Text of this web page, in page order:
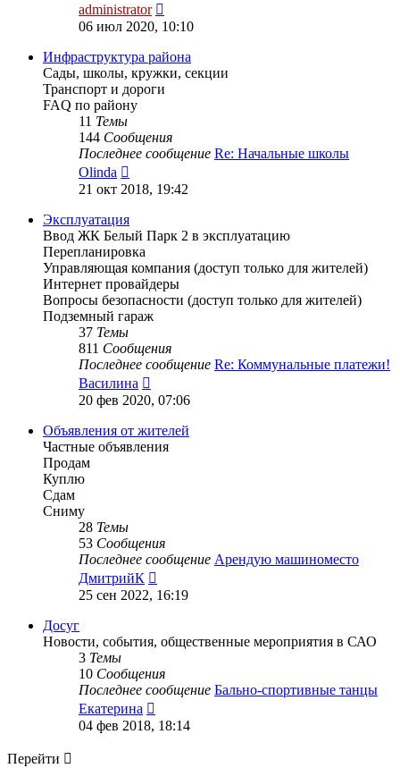
administrator
к
сообщению
06 июл 2020, 10:10
Инфраструктура района
Сады, школы, кружки, секции
Транспорт и дороги
FAQ по району
11 Темы
144 Сообщения
Последнее сообщение Re: Начальные школы
Olinda
к
последнему
сообщению
21 окт 2018, 19:42
Эксплуатация
Ввод ЖК Белый Парк 2 в эксплуатацию
Перепланировка
Управляющая компания (доступ только для жителей)
Интернет провайдеры
Вопросы безопасности (доступ только для жителей)
Подземный гараж
37 Темы
811 Сообщения
Последнее сообщение Re: Коммунальные платежи!
Василина
к
последнему
сообщению
20 фев 2020, 07:06
Объявления от жителей
Частные объявления
Продам
Куплю
Сдам
Сниму
28 Темы
53 Сообщения
Последнее сообщение Арендую машиноместо
ДмитрийК
к
25 сен 2022, 16:19
Досуг
Новости, события, общественные мероприятия в САО
3 Темы
10 Сообщения
Последнее сообщение Бально-спортивные танцы
Екатерина
к
04 фев 2018, 18:14
Перейти